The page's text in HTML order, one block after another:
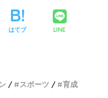
はてブ LINE
スポーツ 育成